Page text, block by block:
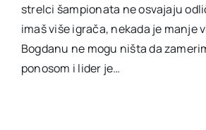
strelci šampionata ne osvajaju
imaš više igrača, nekada je manje
Bogdanu ne mogu ništa da
ponosom i lider je…